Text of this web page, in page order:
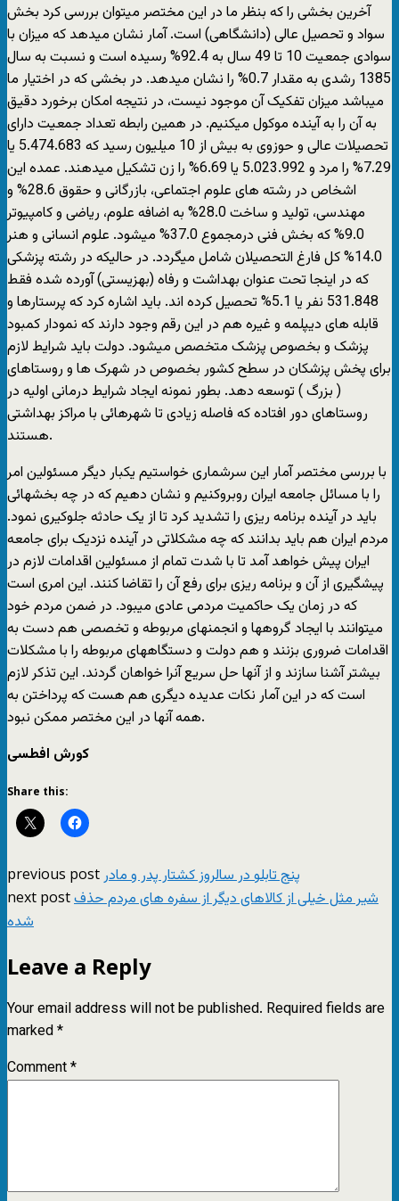
آخرین بخشی را که بنظر ما در این مختصر میتوان بررسی کرد بخش
سواد و تحصیل عالی (دانشگاهی) است. آمار نشان میدهد که میزان با
سوادی جمعیت 10 تا 49 سال به 92.4% رسیده است و نسبت به سال
1385 رشدی به مقدار 0.7% را نشان میدهد. در بخشی که در اختیار ما
میباشد میزان تفکیک آن موجود نیست، در نتیجه امکان برخورد دقیق
به آن را به آینده موکول میکنیم. در همین رابطه تعداد جمعیت دارای
تحصیلات عالی و حوزوی به بیش از 10 میلیون رسید که 5.474.683 یا
7.29% را مرد و 5.023.992 یا 6.69% را زن تشکیل میدهند. عمده این
اشخاص در رشته های علوم اجتماعی، بازرگانی و حقوق 28.6% و
مهندسی، تولید و ساخت 28.0% به اضافه علوم، ریاضی و کامپیوتر
9.0% که بخش فنی درمجموع 37.0% میشود. علوم انسانی و هنر
14.0% کل فارغ التحصیلان شامل میگردد. در حالیکه در رشته پزشکی
که در اینجا تحت عنوان بهداشت و رفاه (بهزیستی) آورده شده فقط
531.848 نفر یا 5.1% تحصیل کرده اند. باید اشاره کرد که پرستارها و
قابله های دیپلمه و غیره هم در این رقم وجود دارند که نمودار کمبود
پزشک و بخصوص پزشک متخصص میشود. دولت باید شرایط لازم
برای پخش پزشکان در سطح کشور بخصوص در شهرک ها و روستاهای
( بزرگ ) توسعه دهد. بطور نمونه ایجاد شرایط درمانی اولیه در
روستاهای دور افتاده که فاصله زیادی تا شهرهائی با مراکز بهداشتی
هستند.
با بررسی مختصر آمار این سرشماری خواستیم یکبار دیگر مسئولین امر
را با مسائل جامعه ایران روبروکنیم و نشان دهیم که در چه بخشهائی
باید در آینده برنامه ریزی را تشدید کرد تا از یک حادثه جلوکیری نمود.
مردم ایران هم باید بدانند که چه مشکلاتی در آینده نزدیک برای جامعه
ایران پیش خواهد آمد تا با شدت تمام از مسئولین اقدامات لازم در
پیشگیری از آن و برنامه ریزی برای رفع آن را تقاضا کنند. این امری است
که در زمان یک حاکمیت مردمی عادی میبود. در ضمن مردم خود
میتوانند با ایجاد گروهها و انجمنهای مربوطه و تخصصی هم دست به
اقدامات ضروری بزنند و هم دولت و دستگاههای مربوطه را با مشکلات
بیشتر آشنا سازند و از آنها حل سریع آنرا خواهان گردند. این تذکر لازم
است که در این آمار نکات عدیده دیگری هم هست که پرداختن به
همه آنها در این مختصر ممکن نبود.
کورش افطسی
Share this:
previous post پنج تابلو در سالروز کشتار پدر و مادر
next postشیر مثل خیلی از کالاهای ديگر از سفره های مردم حذف
شده
Leave a Reply
Your email address will not be published. Required fields are
marked*
Comment*